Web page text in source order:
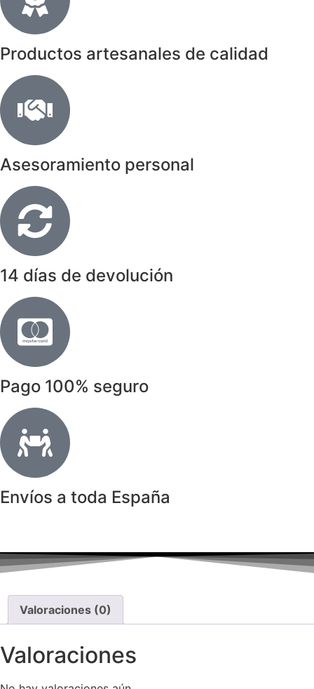
Productos artesanales de calidad
Asesoramiento personal
14 días de devolución
Pago 100% seguro
Envíos a toda España
Valoraciones (0)
Valoraciones